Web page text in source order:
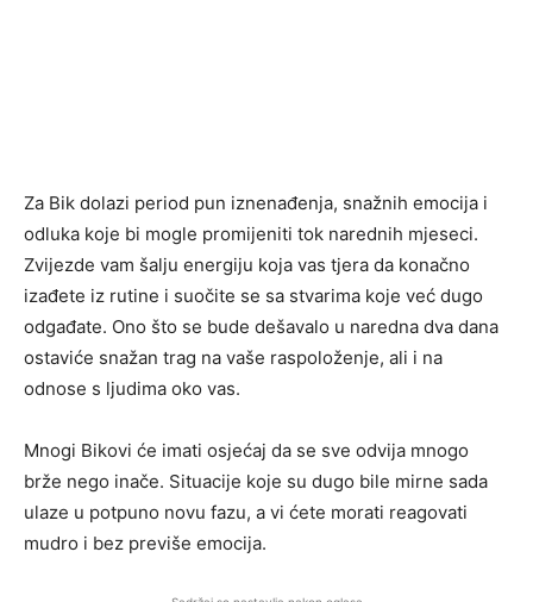
Za Bik dolazi period pun iznenađenja, snažnih emocija i
odluka koje bi mogle promijeniti tok narednih mjeseci.
Zvijezde vam šalju energiju koja vas tjera da konačno
izađete iz rutine i suočite se sa stvarima koje već dugo
odgađate. Ono što se bude dešavalo u naredna dva dana
ostaviće snažan trag na vaše raspoloženje, ali i na
odnose s ljudima oko vas.
Mnogi Bikovi će imati osjećaj da se sve odvija mnogo
brže nego inače. Situacije koje su dugo bile mirne sada
ulaze u potpuno novu fazu, a vi ćete morati reagovati
mudro i bez previše emocija.